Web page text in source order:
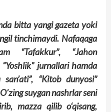
bitta yangi gazeta yoki
tinchimaydi. Nafaqaga
“Tafakkur”, “Jahon
jurnallari hamda
“Kitob dunyosi”
suygan nashrlar seni
mazza qilib o‘qisang,